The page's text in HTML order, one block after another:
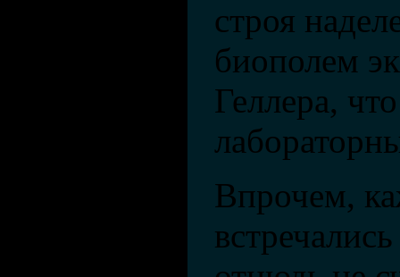
строя
биополем
Геллера,
Впрочем,